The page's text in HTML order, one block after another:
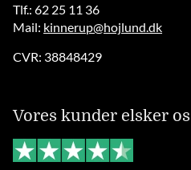
Tlf.: 62 25 11 36
Mail: kinnerup@hojlund.dk
CVR: 38848429
Vores kunder elsker os